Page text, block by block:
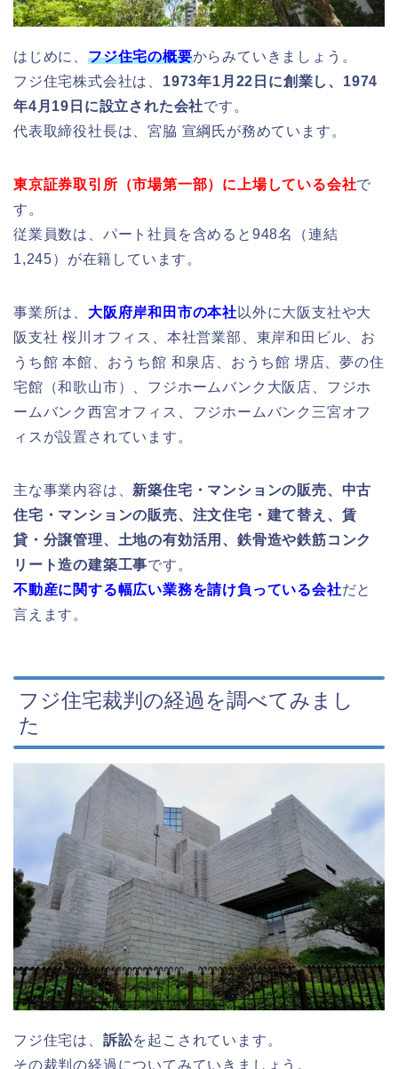
はじめに、 フジ住宅の概要からみていきましょう。
フジ住宅株式会社は、 1973年1月22日に創業し、1974
年4月19日に設立された会社です。
代表取締役社長は、宮脇 宣綱氏が務めています。
東京証券取引所（市場第一部）に上場している会社で
す。
従業員数は、パート社員を含めると948名（連結
1,245）が在籍しています。
事業所は、 大阪府岸和田市の本社 以外に大阪支社や大
阪支社 桜川オフィス、本社営業部、東岸和田ビル、お
うち館 本館、おうち館 和泉店、おうち館 堺店、夢の住
宅館（和歌山市）、フジホームバンク大阪店、フジホ
ームバンク西宮オフィス、フジホームバンク三宮オフ
ィスが設置されています。
主な事業内容は、 新築住宅・マンションの販売、中古
住宅・マンションの販売、注文住宅・建て替え、賃
貸・分譲管理、土地の有効活用、鉄骨造や鉄筋コンク
リート造の建築工事です。
不動産に関する幅広い業務を請け負っている会社だと
言えます。
フジ住宅裁判の経過を調べてみまし
た
フジ住宅は、 訴訟を起こされています。
その裁判の経過についてみていきましょう。